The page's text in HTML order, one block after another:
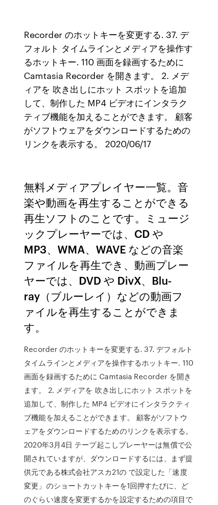
Recorder のホットキーを変更する. 37. デ
フォルト タイムラインとメディアを操作す
るホットキー. 110 画面を録画するために
Camtasia Recorder を開きます。 2. メデ
ィアを 吹き出しにホット スポットを追加
して、制作した MP4 ビデオにインタラク
ティブ機能を加えることができます。 顧客
がソフトウェアをダウンロードするための
リンクを表示する。 2020/06/17
無料メディアプレイヤー一覧。音
楽や動画を再生することができる
再生ソフトのことです。ミュージ
ックプレーヤーでは、CD や
MP3、WMA、WAVE などの音楽
ファイルを再生でき、動画プレー
ヤーでは、DVD や DivX、Blu-
ray（ブルーレイ）などの動画フ
ァイルを再生することができま
す。
Recorder のホットキーを変更する. 37. デフォルト
タイムラインとメディアを操作するホットキー. 110
画面を録画するために Camtasia Recorder を開き
ます。 2. メディアを 吹き出しにホット スポットを
追加して、制作した MP4 ビデオにインタラクティ
ブ機能を加えることができます。 顧客がソフトウ
ェアをダウンロードするためのリンクを表示する。
2020年3月4日 テープ起こしプレーヤーは無償で公
開されていますが、ダウンロードするには、まず提
供元である株式会社アスカ21の で設定した「速度
変更」のショートカットキーを1回押すたびに、ど
のぐらい速度を変更するかを設定するための項目で